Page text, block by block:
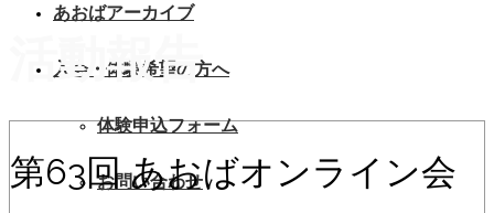
あおばアーカイブ
入会・体験希望の方へ
体験申込フォーム
お問い合わせ
活動報告
第63回 あおばオンライン会